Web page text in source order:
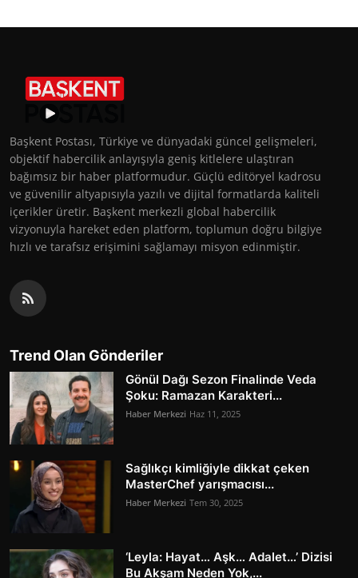
Başkent Postası, Türkiye ve dünyadaki güncel gelişmeleri,
objektif habercilik anlayışıyla geniş kitlelere ulaştıran
bağımsız bir haber platformudur. Güçlü editöryel kadrosu
ve güvenilir altyapısıyla yazılı ve dijital formatlarda kaliteli
içerikler üretir. Başkent merkezli global habercilik
vizyonuyla hareket eden platform, toplumun doğru bilgiye
hızlı ve tarafsız erişimini sağlamayı misyon edinmiştir.
Trend Olan Gönderiler
Gönül Dağı Sezon Finalinde Veda
Şoku: Ramazan Karakteri...
Haber Merkezi Haz 11, 2025
Sağlıkçı kimliğiyle dikkat çeken
MasterChef yarışmacısı...
Haber Merkezi Tem 30, 2025
‘Leyla: Hayat… Aşk… Adalet…’ Dizisi
Bu Akşam Neden Yok,...